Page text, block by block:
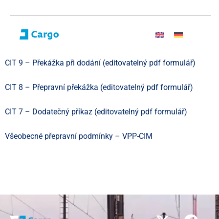
CIT 9 – Překážka při dodání (editovatelný pdf formulář)
CIT 8 – Přepravní překážka (editovatelný pdf formulář)
CIT 7 – Dodatečný příkaz (editovatelný pdf formulář)
Všeobecné přepravní podmínky – VPP-CIM